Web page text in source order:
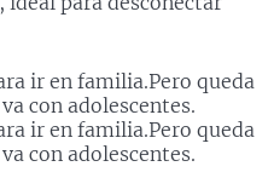
ir en familia.Pero queda
con adolescentes.
ir en familia.Pero queda
con adolescentes.